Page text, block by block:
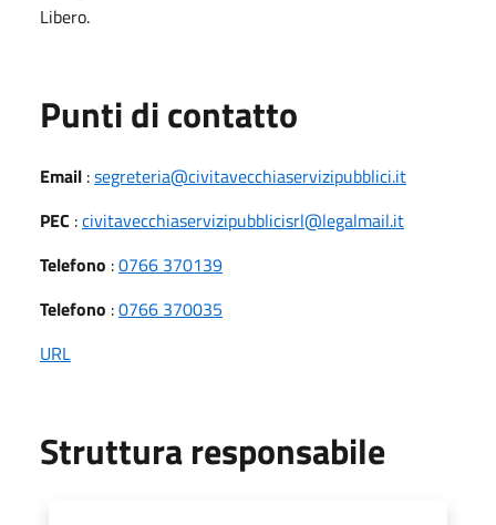
Libero.
Punti di contatto
Email :segreteria@civitavecchiaservizipubblici.it
PEC :civitavecchiaservizipubblicisrl@legalmail.it
Telefono :0766 370139
Telefono :0766 370035
URL
Struttura responsabile